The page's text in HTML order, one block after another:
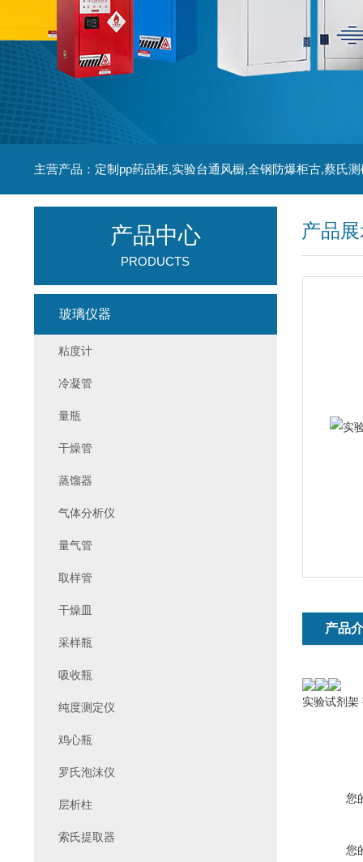
主营产品：定制pp药品柜,实验台通风橱,全钢防爆柜古,蔡氏
产品
产品
实验试剂架
您
您
产品中心
PRODUCTS
玻璃仪器
粘度计
冷凝管
量瓶
干燥管
蒸馏器
气体分析仪
量气管
取样管
干燥皿
采样瓶
吸收瓶
纯度测定仪
鸡心瓶
罗氏泡沫仪
层析柱
索氏提取器